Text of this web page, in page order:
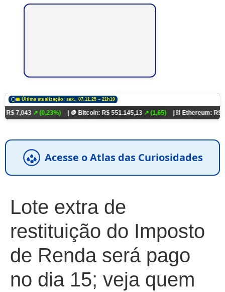
📅 Última atualização: sex., 07.11.25 – 21h10
↗ (0,23%) | 🪙 Bitcoin: R$ 551.145,13↗ (1,65) | ⛓️ Ethereum: R$ 18.321,93
Acesse o Atlas das Curiosidades
Lote extra de
restituição do Imposto
de Renda será pago
no dia 15; veja quem